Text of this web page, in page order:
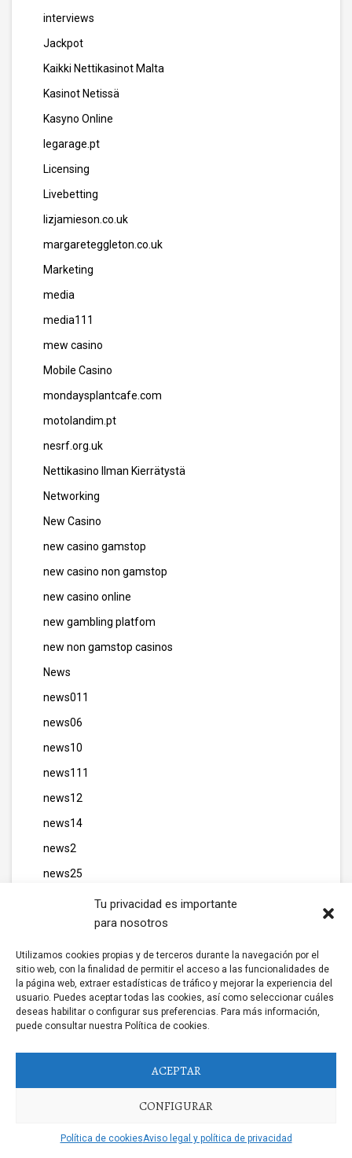
Tu privacidad es importante
para nosotros
Utilizamos cookies propias y de terceros durante la navegación por el
sitio web, con la finalidad de permitir el acceso a las funcionalidades de
la página web, extraer estadísticas de tráfico y mejorar la experiencia del
usuario. Puedes aceptar todas las cookies, así como seleccionar cuáles
deseas habilitar o configurar sus preferencias. Para más información,
puede consultar nuestra Política de cookies.
ACEPTAR
CONFIGURAR
Política de cookiesAviso legal y política de privacidad
interviews
Jackpot
Kaikki Nettikasinot Malta
Kasinot Netissä
Kasyno Online
legarage.pt
Licensing
Livebetting
lizjamieson.co.uk
margareteggleton.co.uk
Marketing
media
media111
mew casino
Mobile Casino
mondaysplantcafe.com
motolandim.pt
nesrf.org.uk
Nettikasino Ilman Kierrätystä
Networking
New Casino
new casino gamstop
new casino non gamstop
new casino online
new gambling platfom
new non gamstop casinos
News
news011
news06
news10
news111
news12
news14
news2
news25
news6
news7
news8